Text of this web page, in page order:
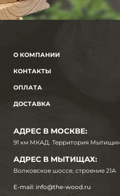
О КОМПАНИИ
КОНТАКТЫ
ОПЛАТА
ДОСТАВКА
АДРЕС В МОСКВЕ:
91 км МКАД. Территория
АДРЕС В МЫТИЩАХ:
Волковское шоссе, строение 21А
E-mail: info@the-wood.ru